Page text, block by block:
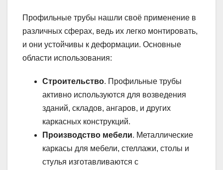
Профильные трубы нашли своё применение в
различных сферах, ведь их легко монтировать,
и они устойчивы к деформации. Основные
области использования:
Строительство. Профильные трубы
активно используются для возведения
зданий, складов, ангаров, и других
каркасных конструкций.
Производство мебели. Металлические
каркасы для мебели, стеллажи, столы и
стулья изготавливаются с